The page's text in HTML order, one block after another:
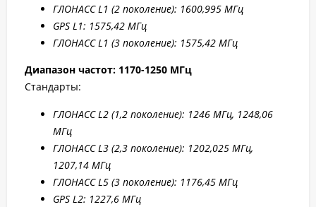
ГЛОНАСС L1 (2 поколение): 1600,995 МГц
GPS L1: 1575,42 МГц
ГЛОНАСС L1 (3 поколение): 1575,42 МГц
Диапазон частот: 1170-1250 МГц
Стандарты:
ГЛОНАСС L2 (1,2 поколение): 1246 МГц, 1248,06
МГц
ГЛОНАСС L3 (2,3 поколение): 1202,025 МГц,
1207,14 МГц
ГЛОНАСС L5 (3 поколение): 1176,45 МГц
GPS L2: 1227,6 МГц